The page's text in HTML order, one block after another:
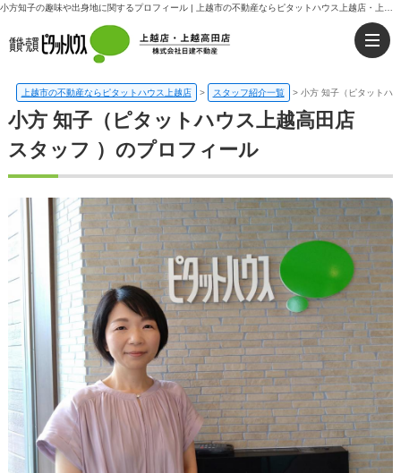
上越市の不動産ならピタットハウス上越店 > スタッフ紹介一覧 > 小方 知子（ピタットハ
小方 知子（ピタットハウス上越高田店
スタッフ ）のプロフィール